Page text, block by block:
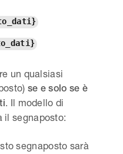
un qualsiasi
se e solo se è
. Il modello di
il segnaposto:
segnaposto sarà